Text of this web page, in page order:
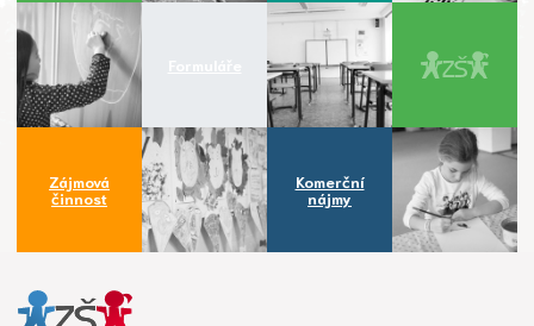
Zájmová
činnost
Komerční
nájmy